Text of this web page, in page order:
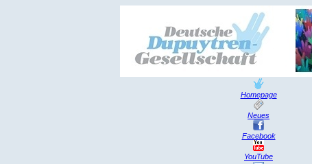
Homepage
Neues
Facebook
YouTube